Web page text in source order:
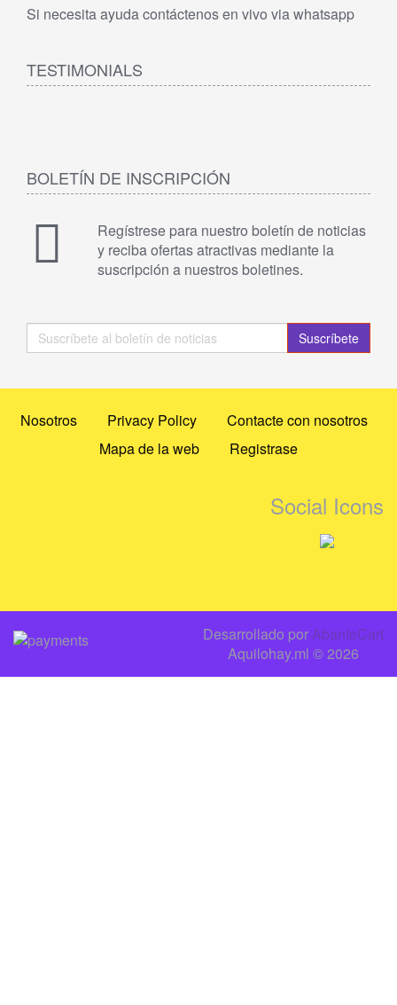
Si necesita ayuda contáctenos en vivo via whatsapp
TESTIMONIALS
BOLETÍN DE INSCRIPCIÓN
Regístrese para nuestro boletín de noticias
y reciba ofertas atractivas mediante la
suscripción a nuestros boletines.
Suscríbete
Nosotros Privacy Policy
Contacte con nosotros
Mapa de la web
Registrase
Social Icons
Desarrollado porAbanteCart
Aquilohay.ml © 2026